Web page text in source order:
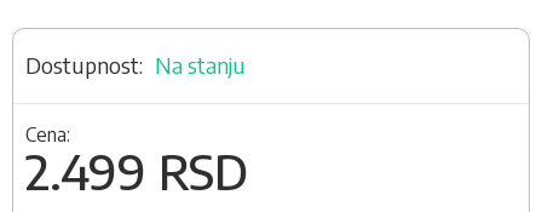
Na stanju
Cena:
2.499 RSD